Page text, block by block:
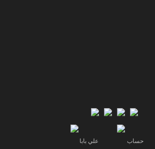
علي بابا حساب